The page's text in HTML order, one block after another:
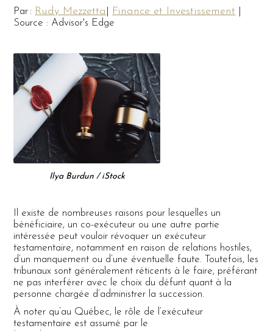
Par : Rudy Mezzetta Finance et Investissement
Source : Advisor's Edge
Ilya Burdun / iStock
Il existe de nombreuses raisons pour lesquelles un
bénéficiaire, un co-exécuteur ou une autre partie
intéressée peut vouloir révoquer un exécuteur
testamentaire, notamment en raison de relations hostiles,
d’un manquement ou d’une éventuelle faute. Toutefois, les
tribunaux sont généralement réticents à le faire, préférant
ne pas interférer avec le choix du défunt quant à la
personne chargée d’administrer la succession.
À noter qu’au Québec, le rôle de l’exécuteur
testamentaire est assumé par le